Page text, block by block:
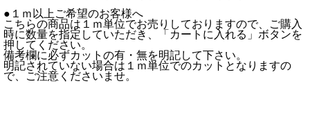
●１ｍ以上ご希望のお客様へ
こちらの商品は１ｍ単位でお売りしておりますので、ご購入
時に数量を指定していただき、「カートに入れる」ボタンを
押してください。
備考欄に必ずカットの有・無を明記して下さい。
明記されていない場合は１ｍ単位でのカットとなりますの
で、ご注意くださいませ。